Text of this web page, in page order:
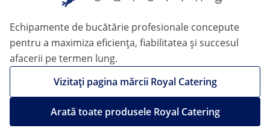
Echipamente de bucătărie profesionale concepute
pentru a maximiza eficiența, fiabilitatea și succesul
afacerii pe termen lung.
Vizitați pagina mărcii Royal Catering
Arată toate produsele Royal Catering